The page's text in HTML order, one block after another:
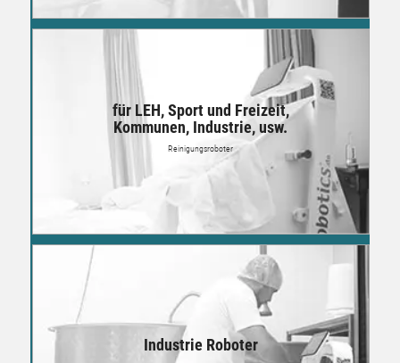
für LEH, Sport und Freizeit,
Kommunen, Industrie, usw.
Reinigungsroboter
Mehr
Industrie Roboter
Mehr